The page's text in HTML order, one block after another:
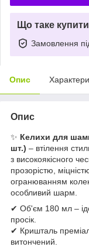
Що таке
Замовлення
Опис
Опис
✨ Келихи для
шт.) – втілення
з високоякісного
прозорістю,
огранюванням
особливий шарм.
✔ Об'єм 180 мл –
просік.
✔ Кришталь
витончений.